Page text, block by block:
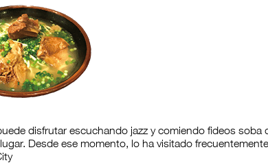
disfrutar escuchando jazz y comiendo fideos
Desde ese momento, lo ha visitado